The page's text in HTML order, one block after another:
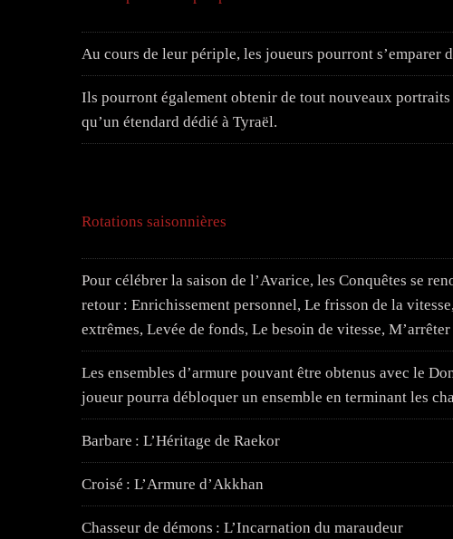
Au cours de leur périple, les joueurs pourront s’emparer
Ils pourront également obtenir de tout nouveaux
qu’un étendard dédié à Tyraël.
Rotations saisonnières
Pour célébrer la saison de l’Avarice, les Conquêtes se
retour : Enrichissement personnel, Le frisson de la
extrêmes, Levée de fonds, Le besoin de vitesse,
Les ensembles d’armure pouvant être obtenus avec le
joueur pourra débloquer un ensemble en terminant les
Barbare : L’Héritage de Raekor
Croisé : L’Armure d’Akkhan
Chasseur de démons : L’Incarnation du maraudeur